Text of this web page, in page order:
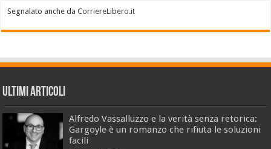
Segnalato anche daCorriereLibero.it
Ultimi Articoli
Alfredo Vassalluzzo e la verità senza retorica:
Gargoyle è un romanzo che rifiuta le soluzioni
facili